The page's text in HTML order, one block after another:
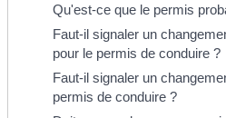
Qu'est-ce que le permis
Faut-il signaler un
pour le permis de conduire ?
Faut-il signaler un
permis de conduire ?